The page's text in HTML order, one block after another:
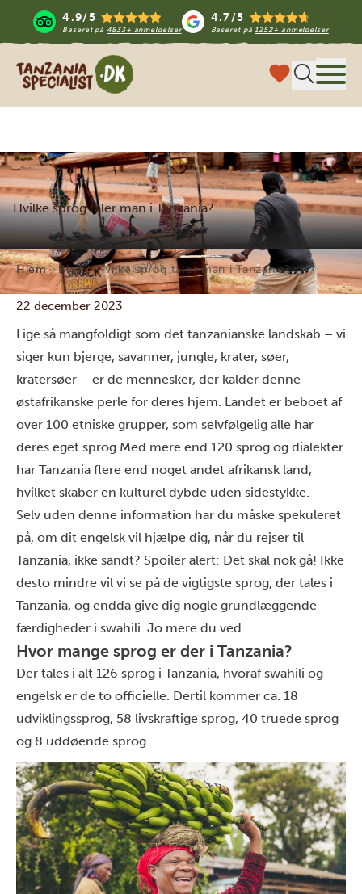
4.9/5
Baseret på 4833+ anmeldelser
4.7/5
Baseret på1252+ anmeldelser
Tanzania Specialist
Hvilke sprog taler man i Tanzania?
Hjem Blog Hvilke sprog taler man i Tanzania?
22 december 2023
Lige så mangfoldigt som det tanzanianske landskab – vi
siger kun bjerge, savanner, jungle, krater, søer,
kratersøer – er de mennesker, der kalder denne
østafrikanske perle for deres hjem. Landet er beboet af
over 100 etniske grupper, som selvfølgelig alle har
deres eget sprog.Med mere end 120 sprog og dialekter
har Tanzania flere end noget andet afrikansk land,
hvilket skaber en kulturel dybde uden sidestykke.
Selv uden denne information har du måske spekuleret
på, om dit engelsk vil hjælpe dig, når du rejser til
Tanzania, ikke sandt? Spoiler alert: Det skal nok gå! Ikke
desto mindre vil vi se på de vigtigste sprog, der tales i
Tanzania, og endda give dig nogle grundlæggende
færdigheder i swahili. Jo mere du ved…
Hvor mange sprog er der i Tanzania?
Der tales i alt 126 sprog i Tanzania, hvoraf swahili og
engelsk er de to officielle. Dertil kommer ca. 18
udviklingssprog, 58 livskraftige sprog, 40 truede sprog
og 8 uddøende sprog.